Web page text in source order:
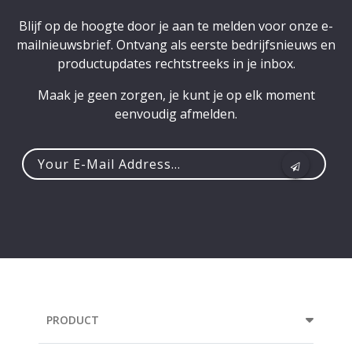
Blijf op de hoogte door je aan te melden voor onze e-
mailnieuwsbrief. Ontvang als eerste bedrijfsnieuws en
productupdates rechtstreeks in je inbox.
Maak je geen zorgen, je kunt je op elk moment
eenvoudig afmelden.
PRODUCT